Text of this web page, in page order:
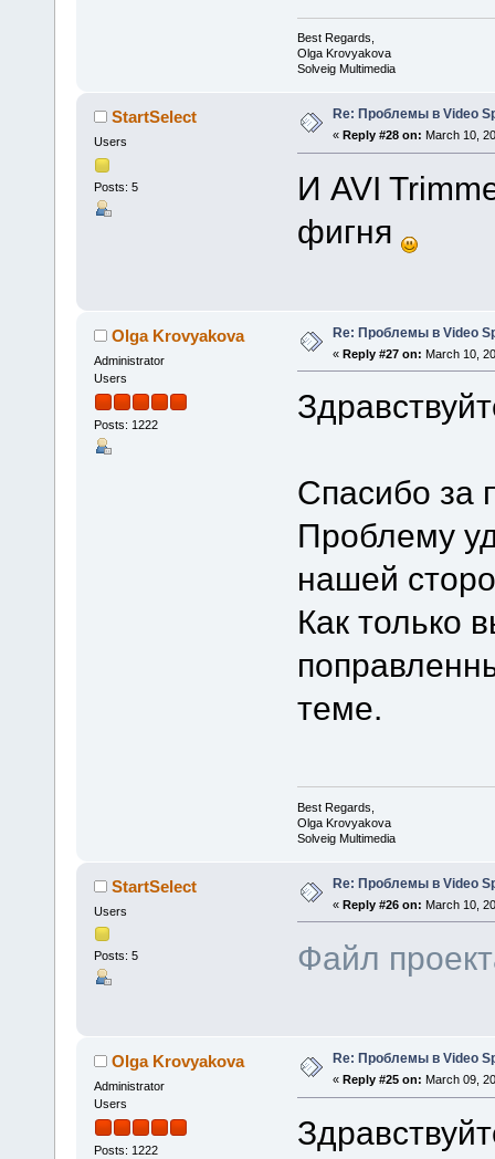
Best Regards,
Olga Krovyakova
Solveig Multimedia
StartSelect
Users
Posts: 5
Re: Проблемы в Video
« Reply #28 on: March 10,
И AVI
фигня
Olga Krovyakova
Administrator
Users
Posts: 1222
Re: Проблемы в Video
« Reply #27 on: March 10,
Спасибо за
Проблему
нашей
Как только
теме.
Best Regards,
Olga Krovyakova
Solveig Multimedia
StartSelect
Users
Posts: 5
Re: Проблемы в Video
« Reply #26 on: March 10,
Файл
Olga Krovyakova
Administrator
Users
Posts: 1222
Re: Проблемы в Video
« Reply #25 on: March 09,